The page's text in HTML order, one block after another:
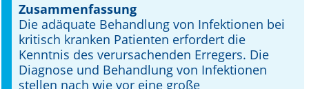
Mediadaten
Autoren-Service
Bestell-Service
Zusammenfassung
Die adäquate Behandlung von Infektionen bei
kritisch kranken Patienten erfordert die
Kenntnis des verursachenden Erregers. Die
Diagnose und Behandlung von Infektionen
stellen nach wie vor eine große